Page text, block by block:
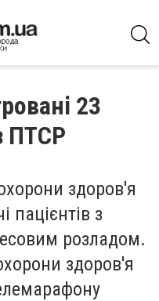
23
ПТСР
здоров'я
пацієнтів з
розладом.
здоров'я